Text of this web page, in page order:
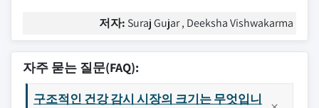
저자: Suraj Gujar , Deeksha Vishwakarma
자주 묻는 질문(FAQ):
구조적인 건강 감시 시장의 크기는 무엇입니